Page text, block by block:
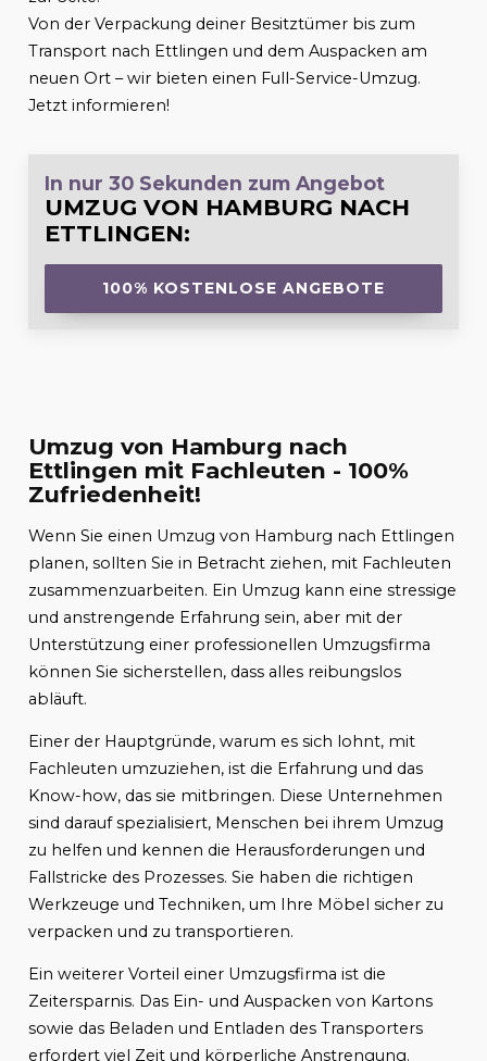
Von der Verpackung deiner Besitztümer bis zum
Transport nach Ettlingen und dem Auspacken am
neuen Ort – wir bieten einen Full-Service-Umzug.
Jetzt informieren!
In nur 30 Sekunden zum Angebot
UMZUG VON HAMBURG NACH
ETTLINGEN:
100% KOSTENLOSE ANGEBOTE
Umzug von Hamburg nach
Ettlingen mit Fachleuten - 100%
Zufriedenheit!
Wenn Sie einen Umzug von Hamburg nach Ettlingen
planen, sollten Sie in Betracht ziehen, mit Fachleuten
zusammenzuarbeiten. Ein Umzug kann eine stressige
und anstrengende Erfahrung sein, aber mit der
Unterstützung einer professionellen Umzugsfirma
können Sie sicherstellen, dass alles reibungslos
abläuft.
Einer der Hauptgründe, warum es sich lohnt, mit
Fachleuten umzuziehen, ist die Erfahrung und das
Know-how, das sie mitbringen. Diese Unternehmen
sind darauf spezialisiert, Menschen bei ihrem Umzug
zu helfen und kennen die Herausforderungen und
Fallstricke des Prozesses. Sie haben die richtigen
Werkzeuge und Techniken, um Ihre Möbel sicher zu
verpacken und zu transportieren.
Ein weiterer Vorteil einer Umzugsfirma ist die
Zeitersparnis. Das Ein- und Auspacken von Kartons
sowie das Beladen und Entladen des Transporters
erfordert viel Zeit und körperliche Anstrengung.